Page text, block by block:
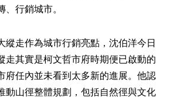
行銷城市。
縱走作為城市行銷亮點，沈伯洋今日
走其實是柯文哲市府時期便已啟動的
府任內並未看到太多新的進展。他認
動山徑整體規劃，包括自然徑與文化